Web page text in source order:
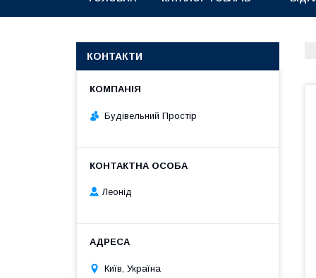
КОНТАКТИ
Будівельний Простір
Леонід
Київ, Україна